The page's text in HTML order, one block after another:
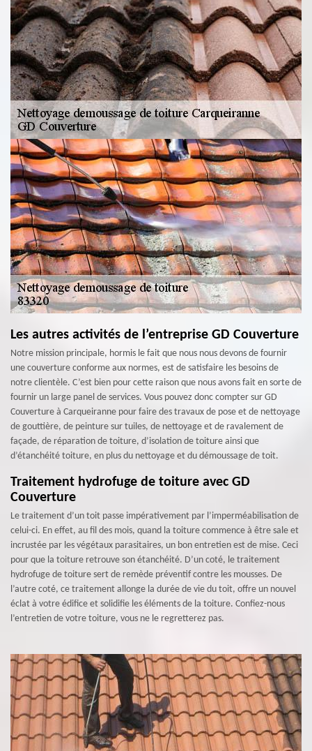
Les autres activités de l’entreprise GD Couverture
Notre mission principale, hormis le fait que nous nous devons de fournir
une couverture conforme aux normes, est de satisfaire les besoins de
notre clientèle. C’est bien pour cette raison que nous avons fait en sorte de
fournir un large panel de services. Vous pouvez donc compter sur GD
Couverture à Carqueiranne pour faire des travaux de pose et de nettoyage
de gouttière, de peinture sur tuiles, de nettoyage et de ravalement de
façade, de réparation de toiture, d’isolation de toiture ainsi que
d’étanchéité toiture, en plus du nettoyage et du démoussage de toit.
Traitement hydrofuge de toiture avec GD
Couverture
Le traitement d’un toit passe impérativement par l’imperméabilisation de
celui-ci. En effet, au fil des mois, quand la toiture commence à être sale et
incrustée par les végétaux parasitaires, un bon entretien est de mise. Ceci
pour que la toiture retrouve son étanchéité. D’un coté, le traitement
hydrofuge de toiture sert de remède préventif contre les mousses. De
l’autre coté, ce traitement allonge la durée de vie du toit, offre un nouvel
éclat à votre édifice et solidifie les éléments de la toiture. Confiez-nous
l’entretien de votre toiture, vous ne le regretterez pas.